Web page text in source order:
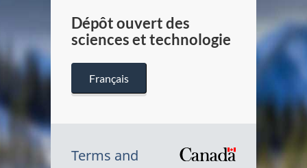
Dépôt ouvert des
sciences et technologie
Français
Terms and